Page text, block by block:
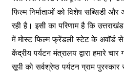
फिल्म निर्माताओं को विशेष सब्सिडी और
रही है। इसी का परिणाम है कि
में मोस्ट फिल्म फ्रेंडली स्टेट के अवॉर्ड से
केंद्रीय पर्यटन मंत्रालय द्वारा हमारे
सूपी को सर्वश्रेष्ठ पर्यटन ग्राम